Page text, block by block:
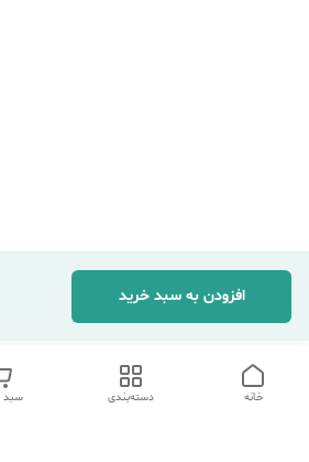
افزودن به سبد خرید
سبد دسته‌بندی خانه